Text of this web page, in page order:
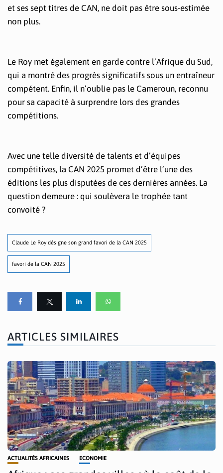
et ses sept titres de CAN, ne doit pas être sous-estimée
non plus.
Le Roy met également en garde contre l’Afrique du Sud,
qui a montré des progrès significatifs sous un entraîneur
compétent. Enfin, il n’oublie pas le Cameroun, reconnu
pour sa capacité à surprendre lors des grandes
compétitions.
Avec une telle diversité de talents et d’équipes
compétitives, la CAN 2025 promet d’être l’une des
éditions les plus disputées de ces dernières années. La
question demeure : qui soulèvera le trophée tant
convoité ?
Claude Le Roy désigne son grand favori de la CAN 2025
favori de la CAN 2025
ARTICLES SIMILAIRES
ACTUALITÉS AFRICAINES ECONOMIE